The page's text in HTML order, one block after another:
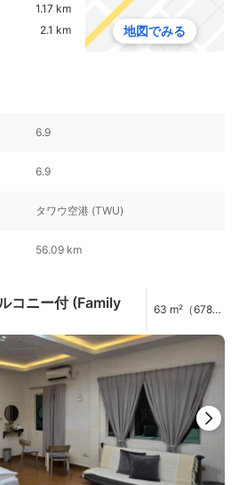
1.17 km
2.1 km
地図でみる
6.9
6.9
タワウ空港 (TWU)
56.09 km
コニー付 (Family
63 m²（678